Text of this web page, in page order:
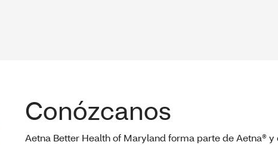
Conózcanos
Aetna Better Health of Maryland forma parte de Aetna® y